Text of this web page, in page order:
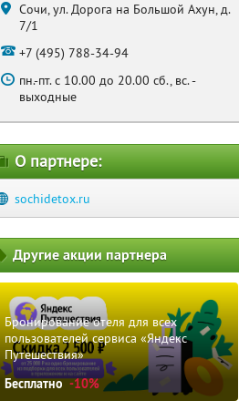
Сочи, ул. Дорога на Большой Ахун, д.
7/1
+7 (495) 788-34-94
пн.-пт. с 10.00 до 20.00 сб., вс. -
выходные
О партнере:
sochidetox.ru
Другие акции партнера
Бронирование отеля для всех
пользователей сервиса «Яндекс
Путешествия»
Бесплатно -10%